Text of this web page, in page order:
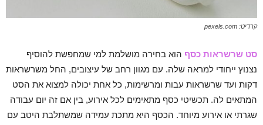
קרדיט: pexels.com
סט שרשראות כסף הוא בחירה מושלמת למי שמחפשת להוסיף
נצנוץ ייחודי למראה שלה. עם מגוון רחב של עיצובים, החל משרשראות
דקות ועד שרשראות עבות ומרשימות, כל אחת יכולה למצוא את הסט
המתאים לה. תכשיטי כסף מתאימים לכל אירוע, בין אם זה יום עבודה
שגרתי או אירוע מיוחד. הכסף היא מתכת עמידה שמשתלבת היטב עם